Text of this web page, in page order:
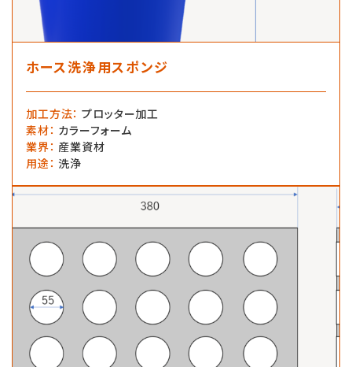
ホース洗浄用スポンジ
加工方法： プロッター加工
素材： カラーフォーム
業界： 産業資材
用途 ： 洗浄